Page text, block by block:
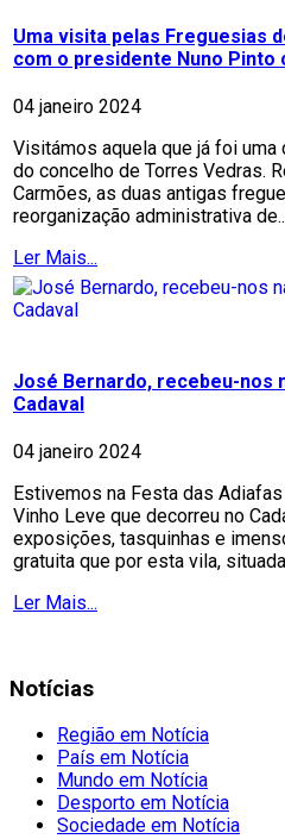
Uma visita pelas Freguesias
com o presidente Nuno Pinto
04 janeiro 2024
Visitámos aquela que já foi
do concelho de Torres Vedras.
Carmões, as duas antigas
reorganização administrativa
Ler Mais...
José Bernardo, recebeu-nos
Cadaval
04 janeiro 2024
Estivemos na Festa das
Vinho Leve que decorreu no
exposições, tasquinhas e
gratuita que por esta vila,
Ler Mais...
Notícias
Região em Notícia
País em Notícia
Mundo em Notícia
Desporto em Notícia
Sociedade em Notícia